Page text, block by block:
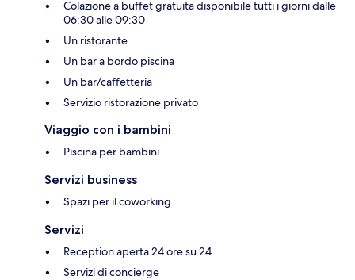
Colazione a buffet gratuita disponibile tutti i giorni dalle
06:30 alle 09:30
Un ristorante
Un bar a bordo piscina
Un bar/caffetteria
Servizio ristorazione privato
Viaggio con i bambini
Piscina per bambini
Servizi business
Spazi per il coworking
Servizi
Reception aperta 24 ore su 24
Servizi di concierge